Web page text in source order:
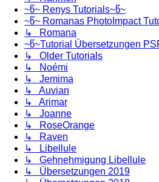
~წ~ Renys Tutorials~წ~
~წ~ Romanas PhotoImpact
↳ Romana
~წ~Tutorial Übersetzungen
↳ Older Tutorials
↳ Noémi
↳ Jemima
↳ Auvian
↳ Arimar
↳ Joanne
↳ RoseOrange
↳ Raven
↳ Libellule
↳ Gehnehmigung Libellule
↳ Übersetzungen 2019